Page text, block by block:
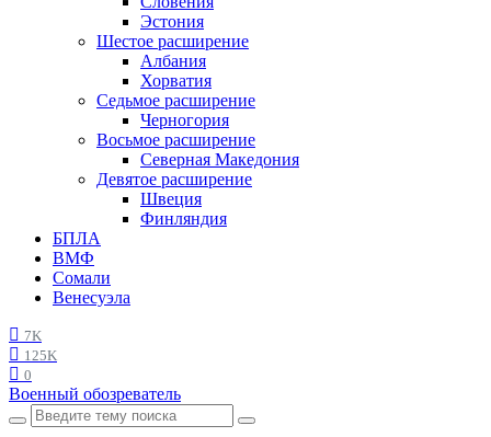
Эстония
Шестое расширение
Албания
Хорватия
Седьмое расширение
Черногория
Восьмое расширение
Северная Македония
Девятое расширение
Швеция
Финляндия
БПЛА
ВМФ
Сомали
Венесуэла
7K
125K
0
Военный обозреватель